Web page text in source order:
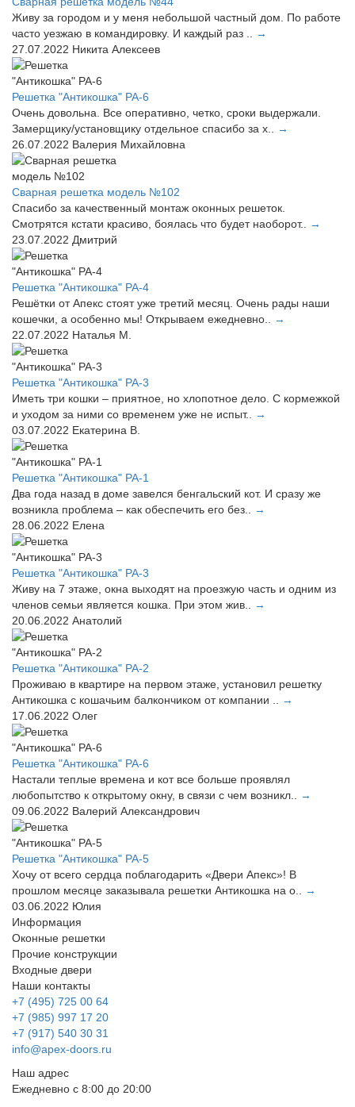
Живу за городом и у меня небольшой частный дом. По работе
часто уезжаю в командировку. И каждый раз ..
→
27.07.2022 Никита Алексеев
Решетка "Антикошка" РА-6
Очень довольна. Все оперативно, четко, сроки выдержали.
Замерщику/установщику отдельное спасибо за х..
→
26.07.2022 Валерия Михайловна
Сварная решетка модель №102
Спасибо за качественный монтаж оконных решеток.
Смотрятся кстати красиво, боялась что будет наоборот..
→
23.07.2022 Дмитрий
Решетка "Антикошка" РА-4
Решётки от Апекс стоят уже третий месяц. Очень рады наши
кошечки, а особенно мы! Открываем ежедневно..
→
22.07.2022 Наталья М.
Решетка "Антикошка" РА-3
Иметь три кошки – приятное, но хлопотное дело. С кормежкой
и уходом за ними со временем уже не испыт..
→
03.07.2022 Екатерина В.
Решетка "Антикошка" РА-1
Два года назад в доме завелся бенгальский кот. И сразу же
возникла проблема – как обеспечить его без..
→
28.06.2022 Елена
Решетка "Антикошка" РА-3
Живу на 7 этаже, окна выходят на проезжую часть и одним из
членов семьи является кошка. При этом жив..
→
20.06.2022 Анатолий
Решетка "Антикошка" РА-2
Проживаю в квартире на первом этаже, установил решетку
Антикошка с кошачьим балкончиком от компании ..
→
17.06.2022 Олег
Решетка "Антикошка" РА-6
Настали теплые времена и кот все больше проявлял
любопытство к открытому окну, в связи с чем возникл..
→
09.06.2022 Валерий Александрович
Решетка "Антикошка" РА-5
Хочу от всего сердца поблагодарить «Двери Апекс»! В
прошлом месяце заказывала решетки Антикошка на о..
→
03.06.2022 Юлия
Информация
Оконные решетки
Прочие конструкции
Входные двери
Наши контакты
+7 (495) 725 00 64
+7 (985) 997 17 20
+7 (917) 540 30 31
info@apex-doors.ru
Наш адрес
Ежедневно с 8:00 до 20:00